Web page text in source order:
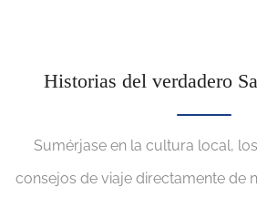
Historias del verdadero
Sumérjase en la cultura local,
consejos de viaje directamente de